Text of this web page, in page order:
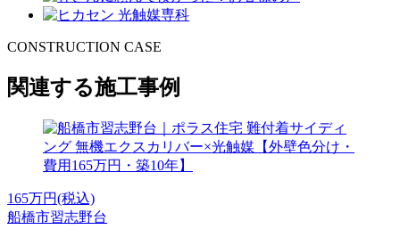
CONSTRUCTION CASE
関連する施工事例
165万円(税込)
船橋市習志野台